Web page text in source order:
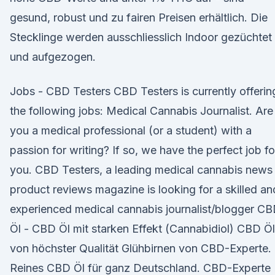
gesund, robust und zu fairen Preisen erhältlich. Die
Stecklinge werden ausschliesslich Indoor gezüchtet
und aufgezogen.
Jobs - CBD Testers CBD Testers is currently
the following jobs: Medical Cannabis Journalist. Are
you a medical professional (or a student) with a
passion for writing? If so, we have the perfect job
you. CBD Testers, a leading medical cannabis news
product reviews magazine is looking for a skilled
experienced medical cannabis journalist/blogger
Öl - CBD Öl mit starken Effekt (Cannabidiol) CBD Öl
von höchster Qualität Glühbirnen von CBD-Experte.
Reines CBD Öl für ganz Deutschland. CBD-Experte